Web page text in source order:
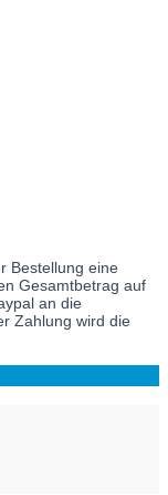
Bestellung eine
Gesamtbetrag auf
an die
Zahlung wird die